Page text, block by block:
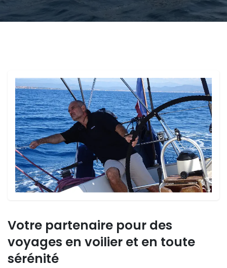
Votre partenaire pour des
voyages en voilier et en toute
sérénité